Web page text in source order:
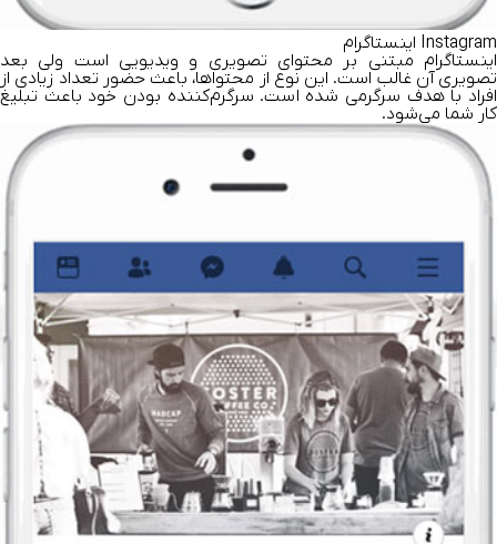
Instagram اینستاگرام
اینستاگرام مبتنی بر محتوای تصویری و ویدیویی است ولی بعد
تصویری آن غالب است. این نوع از محتواها، باعث حضور تعداد زیادی از
افراد با هدف سرگر‌می ‌شده است. سرگرم‌کننده بودن خود باعث تبلیغ
کار شما می‌شود.